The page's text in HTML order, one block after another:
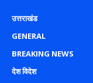
उत्तराखंड
GENERAL
BREAKING NEWS
देश विदेश